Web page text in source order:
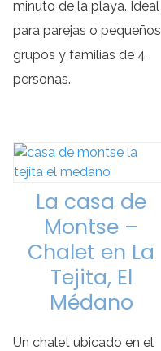
minuto de la playa. Ideal
para parejas o pequeños
grupos y familias de 4
personas.
La casa de
Montse –
Chalet en La
Tejita, El
Médano
Un chalet ubicado en el